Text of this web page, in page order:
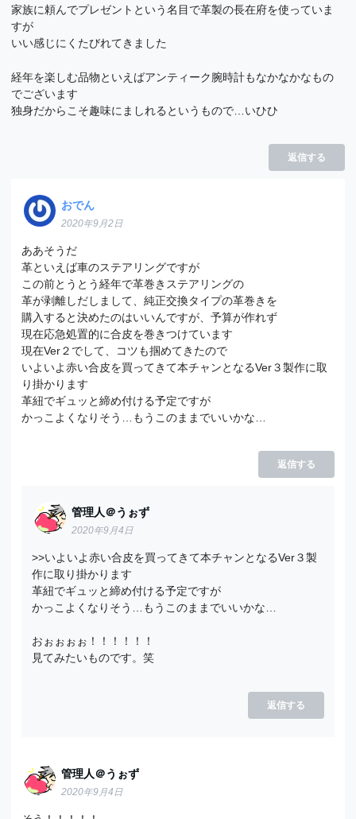
家族に頼んでプレゼントという名目で革製の長在府を使っていま
すが
いい感じにくたびれてきました
経年を楽しむ品物といえばアンティーク腕時計もなかなかなもの
でございます
独身だからこそ趣味にましれるというもので…いひひ
返信する
おでん
2020年9月2日
ああそうだ
革といえば車のステアリングですが
この前とうとう経年で革巻きステアリングの
革が剥離しだしまして、純正交換タイプの革巻きを
購入すると決めたのはいいんですが、予算が作れず
現在応急処置的に合皮を巻きつけています
現在Ver２でして、コツも掴めてきたので
いよいよ赤い合皮を買ってきて本チャンとなるVer３製作に取
り掛かります
革紐でギュッと締め付ける予定ですが
かっこよくなりそう…もうこのままでいいかな…
返信する
管理人＠うぉず
2020年9月4日
>>いよいよ赤い合皮を買ってきて本チャンとなるVer３製
作に取り掛かります
革紐でギュッと締め付ける予定ですが
かっこよくなりそう…もうこのままでいいかな…
おぉぉぉぉ！！！！！！
見てみたいものです。笑
返信する
管理人＠うぉず
2020年9月4日